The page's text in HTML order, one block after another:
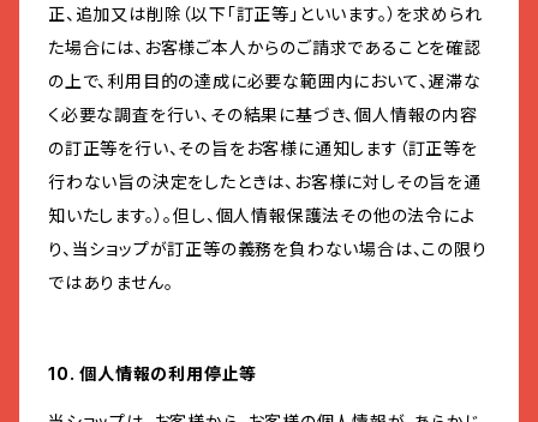
正、追加又は削除（以下「訂正等」といいます。）を求められ
た場合には、お客様ご本人からのご請求であることを確認
の上で、利用目的の達成に必要な範囲内において、遅滞な
く必要な調査を行い、その結果に基づき、個人情報の内容
の訂正等を行い、その旨をお客様に通知します（訂正等を
行わない旨の決定をしたときは、お客様に対しその旨を通
知いたします。）。但し、個人情報保護法その他の法令によ
り、当ショップが訂正等の義務を負わない場合は、この限り
ではありません。
10. 個人情報の利用停止等